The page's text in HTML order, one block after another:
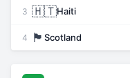
3 🇭🇹Haiti
4 🏴 Scotland